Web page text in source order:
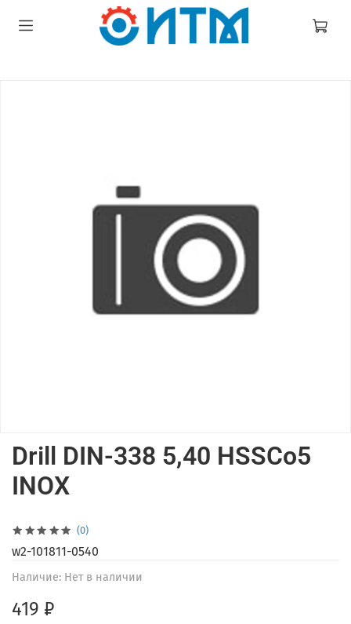
(0)
Наличие: Нет в наличии
Drill DIN-338 5,40 HSSCo5
INOX
419 ₽
w2-101811-0540